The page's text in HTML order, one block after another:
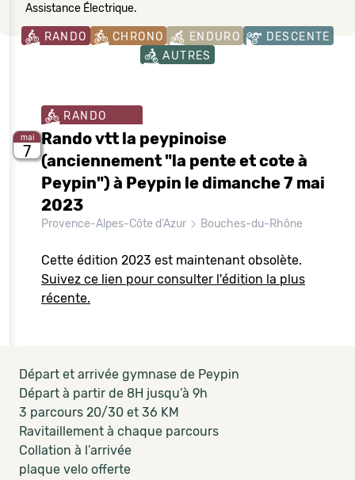
Assistance Électrique.
RANDO CHRONO ENDURO
DESCENTE
AUTRES
mai
7
RANDO
Rando vtt la peypinoise
(anciennement "la pente et cote à
Peypin") à Peypin le dimanche 7 mai
2023
Provence-Alpes-Côte d'Azur Bouches-du-Rhône
Cette édition 2023 est maintenant obsolète.
Suivez ce lien pour consulter l'édition la plus
récente.
Départ et arrivée gymnase de Peypin
Départ à partir de 8H jusqu’à 9h
3 parcours 20/30 et 36 KM
Ravitaillement à chaque parcours
Collation à l’arrivée
plaque velo offerte